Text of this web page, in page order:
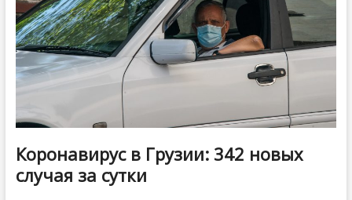
Коронавирус в Грузии: 342 новых
случая за сутки